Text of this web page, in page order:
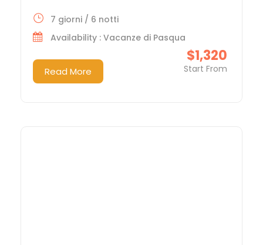
$1,320
Start From
7 giorni / 6 notti
Availability : Vacanze di Pasqua
Read More